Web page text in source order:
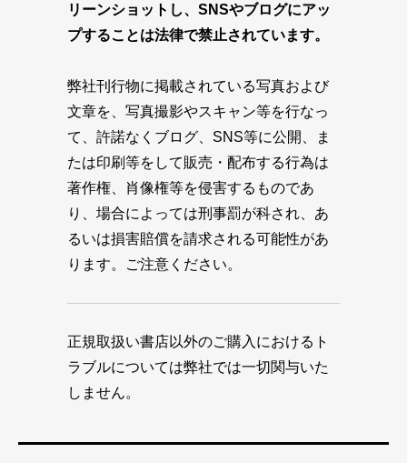
リーンショットし、SNSやブログにアッ
プすることは法律で禁止されています。
弊社刊行物に掲載されている写真および
文章を、写真撮影やスキャン等を行なっ
て、許諾なくブログ、SNS等に公開、ま
たは印刷等をして販売・配布する行為は
著作権、肖像権等を侵害するものであ
り、場合によっては刑事罰が科され、あ
るいは損害賠償を請求される可能性があ
ります。ご注意ください。
正規取扱い書店以外のご購入におけるト
ラブルについては弊社では一切関与いた
しません。